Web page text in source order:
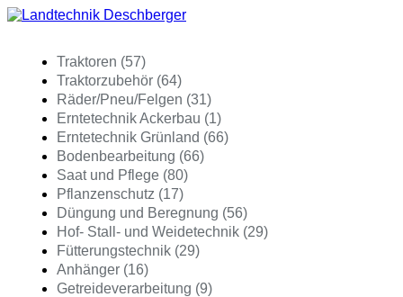
Traktoren (57)
Traktorzubehör (64)
Räder/Pneu/Felgen (31)
Erntetechnik Ackerbau (1)
Erntetechnik Grünland (66)
Bodenbearbeitung (66)
Saat und Pflege (80)
Pflanzenschutz (17)
Düngung und Beregnung (56)
Hof- Stall- und Weidetechnik (29)
Fütterungstechnik (29)
Anhänger (16)
Getreideverarbeitung (9)